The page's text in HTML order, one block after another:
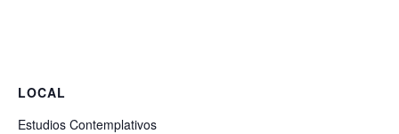
LOCAL
Estudios Contemplativos